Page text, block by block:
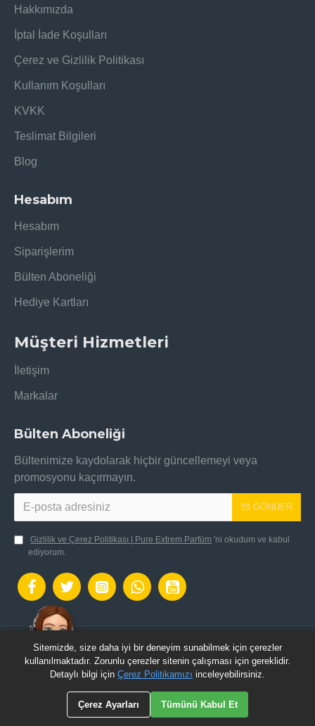
Hakkımızda
İptal İade Koşulları
Çerez ve Gizlilik Politikası
Kullanım Koşulları
KVKK
Teslimat Bilgileri
Blog
Hesabım
Hesabım
Siparişlerim
Bülten Aboneliği
Hediye Kartları
Müşteri Hizmetleri
İletişim
Markalar
Bülten Aboneliği
Bültenimize kaydolarak hiçbir güncellemeyi veya
promosyonu kaçırmayın.
GÖNDER
Gizlilik ve Çerez Politikası | Pure Extrem Parfüm 'ni okudum ve kabul
ediyorum.
OpenCart Altyapısı ile hazılanmıştır.: Pure Extrem
Parfüm © 2024 - Tüm Hakları Saklıdır.
Sitemizde, size daha iyi bir deneyim sunabilmek için çerezler
kullanılmaktadır. Zorunlu çerezler sitenin çalışması için gereklidir.
Detaylı bilgi için Çerez Politikamızı inceleyebilirsiniz.
Çerez Ayarları Tümünü Kabul Et